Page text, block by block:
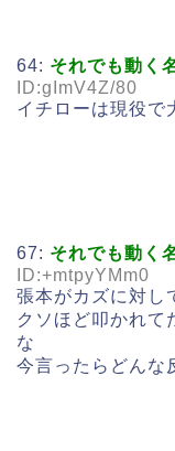
64: それでも動く
ID:gImV4Z/80
イチローは現役で
67: それでも動く
ID:+mtpyYMm0
張本がカズに対し
クソほど叩かれて
な
今言ったらどんな